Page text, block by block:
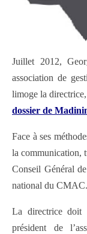
Juillet 2012,
association de
limoge la
dossier de
Face à ses
la communication,
Conseil Général
national du CMAC.
La directrice doit
président de